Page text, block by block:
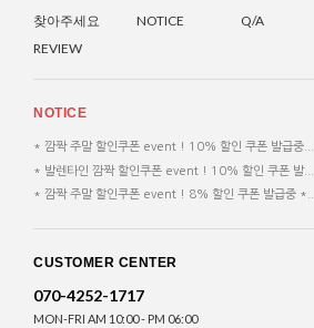
찾아주세요 NOTICE
Q/A
REVIEW
NOTICE
* 깜짝 주말 할인쿠폰 event ! 10% 할인 쿠폰 발급중...
* 발렌타인 깜짝 할인쿠폰 event ! 10% 할인 쿠폰 발...
* 깜짝 주말 할인쿠폰 event ! 8% 할인 쿠폰 발급중 *...
CUSTOMER CENTER
070-4252-1717
MON-FRI AM 10:00 - PM 06:00